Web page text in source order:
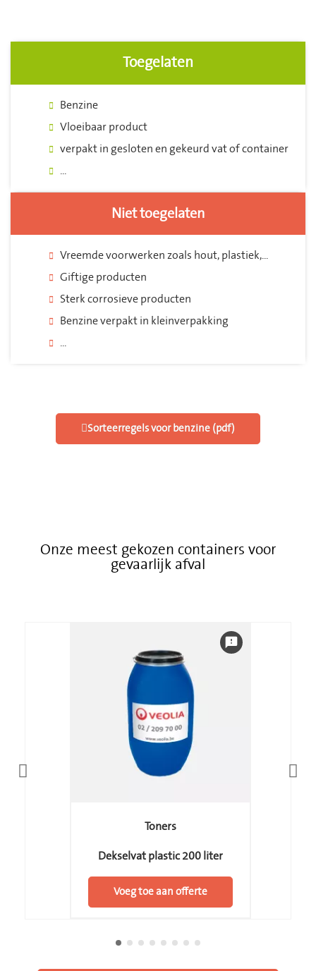
Toegelaten
Benzine
Vloeibaar product
verpakt in gesloten en gekeurd vat of container
...
Niet toegelaten
Vreemde voorwerken zoals hout, plastiek,...
Giftige producten
Sterk corrosieve producten
Benzine verpakt in kleinverpakking
...
Sorteerregels voor benzine (pdf)
Onze meest gekozen containers voor
gevaarlijk afval
feedback
Toners
Dekselvat plastic 200 liter
Voeg toe aan offerte